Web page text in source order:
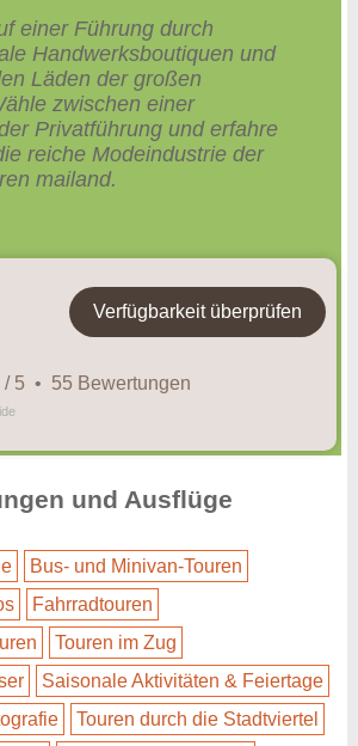
einer Führung durch
Handwerksboutiquen und
Läden der großen
zwischen einer
Privatführung und erfahre
reiche Modeindustrie der
mailand.
Verfügbarkeit überprüfen
5 • 55 Bewertungen
und Ausflüge
Bus- und Minivan-Touren
Fahrradtouren
Touren im Zug
Saisonale Aktivitäten & Feiertage
Touren durch die Stadtviertel